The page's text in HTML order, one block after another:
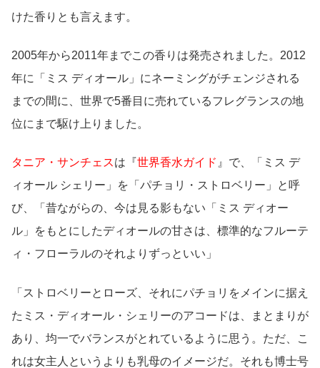
けた香りとも言えます。
2005年から2011年までこの香りは発売されました。2012
年に「ミス ディオール」にネーミングがチェンジされる
までの間に、世界で5番目に売れているフレグランスの地
位にまで駆け上りました。
タニア・サンチェスは『 世界香水ガイド 』で、「ミス デ
ィオール シェリー」を「パチョリ・ストロベリー」と呼
び、「昔ながらの、今は見る影もない「ミス ディオー
ル」をもとにしたディオールの甘さは、標準的なフルーテ
ィ・フローラルのそれよりずっといい」
「ストロベリーとローズ、それにパチョリをメインに据え
たミス・ディオール・シェリーのアコードは、まとまりが
あり、均一でバランスがとれているように思う。ただ、こ
れは女主人というよりも乳母のイメージだ。それも博士号